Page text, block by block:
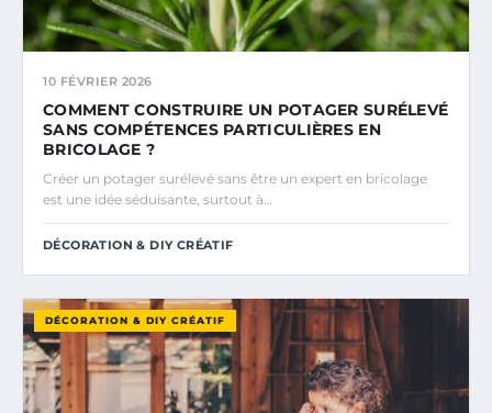
10 FÉVRIER 2026
COMMENT CONSTRUIRE UN POTAGER SURÉLEVÉ
SANS COMPÉTENCES PARTICULIÈRES EN
BRICOLAGE ?
Créer un potager surélevé sans être un expert en bricolage
est une idée séduisante, surtout à…
DÉCORATION & DIY CRÉATIF
DÉCORATION & DIY CRÉATIF